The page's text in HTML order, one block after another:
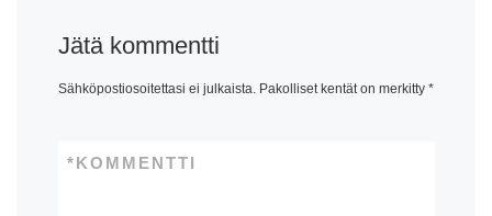
Jätä kommentti
Sähköpostiosoitettasi ei julkaista. Pakolliset kentät on merkitty *
KOMMENTTI
*